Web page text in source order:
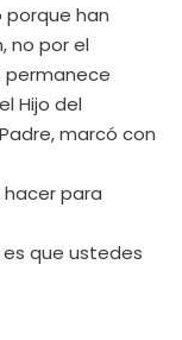
porque han
no por el
permanece
Hijo del
marcó con
hacer para
es que ustedes